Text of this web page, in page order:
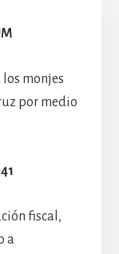
monjes
por medio
fiscal,
a